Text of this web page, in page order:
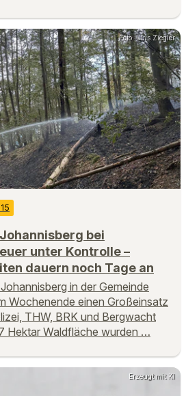
Foto: Luis Ziegler
bei
unter Kontrolle –
dauern noch Tage an
in der Gemeinde
Wochenende einen Großeinsatz
THW, BRK und Bergwacht
Hektar Waldfläche wurden …
Erzeugt mit KI